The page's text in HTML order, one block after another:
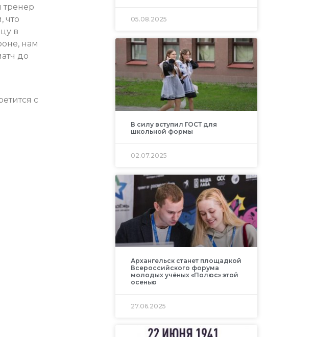
тренер
что
в
нам
до
с
05.08.2025
В силу вступил ГОСТ для
школьной формы
02.07.2025
Архангельск станет площадкой
Всероссийского форума
молодых учёных «Полюс» этой
осенью
27.06.2025